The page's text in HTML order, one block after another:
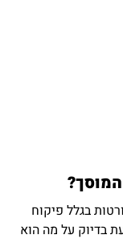
בגלל פיקוח
בדיוק על מה הוא